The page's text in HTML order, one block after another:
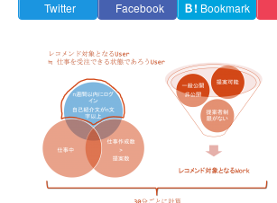
Twitter Facebook Ｂ! Bookmark